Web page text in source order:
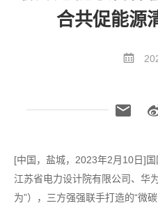
合共促能源
[中国，盐城，2023年2月10日]
江苏省电力设计院有限公司、华
为”），三方强强联手打造的“微